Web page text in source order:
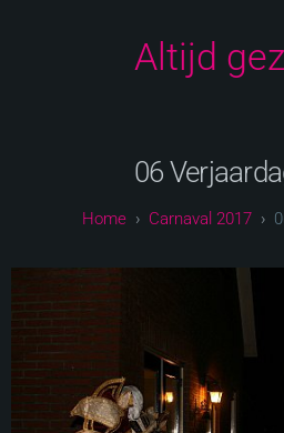
Altijd
06
Carnaval 2017